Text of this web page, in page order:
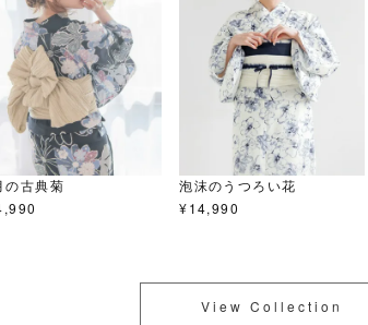
の古典菊
泡沫のうつろい花
¥14,990
View Collection